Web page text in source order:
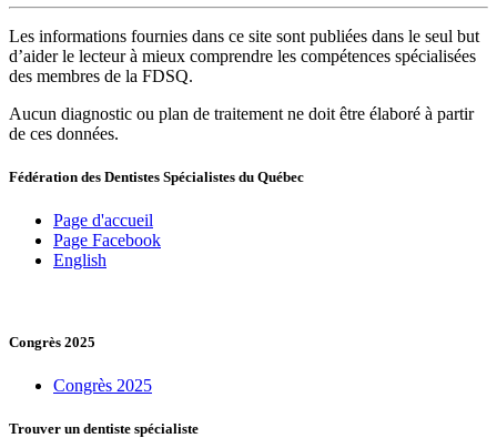
Les informations fournies dans ce site sont publiées dans le seul but
d’aider le lecteur à mieux comprendre les compétences spécialisées
des membres de la FDSQ.
Aucun diagnostic ou plan de traitement ne doit être élaboré à partir
de ces données.
Fédération des Dentistes Spécialistes du Québec
Page d'accueil
Page Facebook
English
Congrès 2025
Congrès 2025
Trouver un dentiste spécialiste